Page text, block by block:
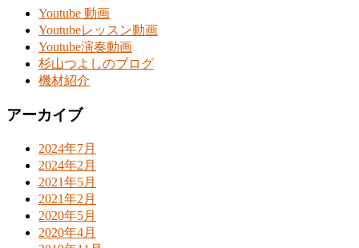
Youtube 動画
Youtubeレッスン動画
Youtube演奏動画
杉山つよしのブログ
機材紹介
アーカイブ
2024年7月
2024年2月
2021年5月
2021年2月
2020年5月
2020年4月